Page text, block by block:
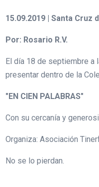
15.09.2019 | Santa
Por: Rosario R.V.
El día 18 de septiembre a
presentar dentro de la
"EN CIEN PALABRAS"
Con su cercanía y
Organiza: Asociación
No se lo pierdan.